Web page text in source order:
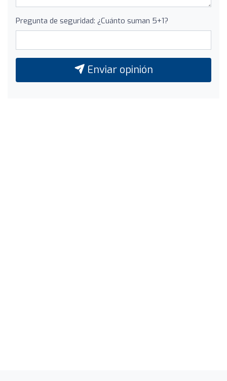
Pregunta de seguridad: ¿Cuánto suman 5+1?
Enviar opinión